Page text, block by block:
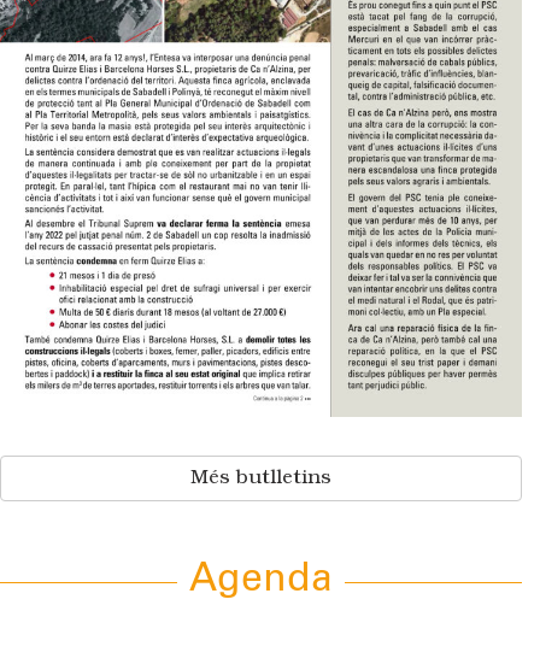
Més butlletins
Agenda